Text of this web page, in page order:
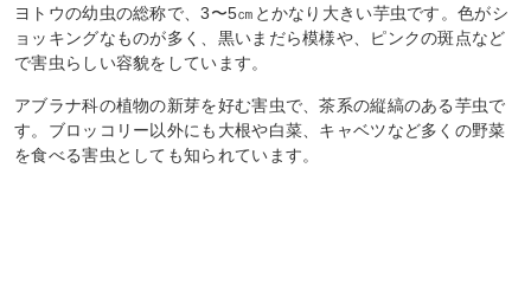
ヨトウの幼虫の総称で、3〜5㎝とかなり大きい芋虫です。色がシ
ョッキングなものが多く、黒いまだら模様や、ピンクの斑点など
で害虫らしい容貌をしています。
アブラナ科の植物の新芽を好む害虫で、茶系の縦縞のある芋虫で
す。ブロッコリー以外にも大根や白菜、キャベツなど多くの野菜
を食べる害虫としても知られています。